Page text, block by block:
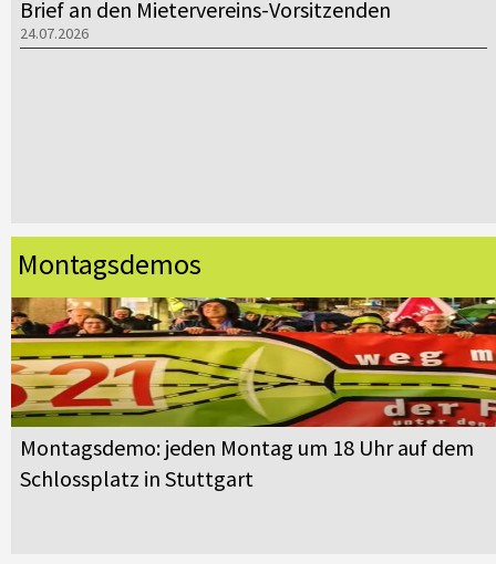
Brief an den Mietervereins-Vorsitzenden
24.07.2026
Montagsdemos
Montagsdemo: jeden Montag um 18 Uhr auf dem
Schlossplatz in Stuttgart